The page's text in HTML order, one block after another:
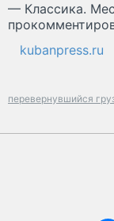
— Классика.
kubanpress.ru
перевернувшийся